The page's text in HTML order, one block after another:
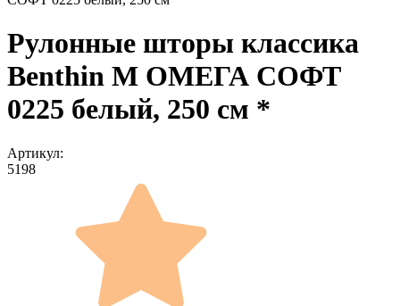
Рулонные шторы классика
Benthin M ОМЕГА СОФТ
0225 белый, 250 см *
Артикул:
5198